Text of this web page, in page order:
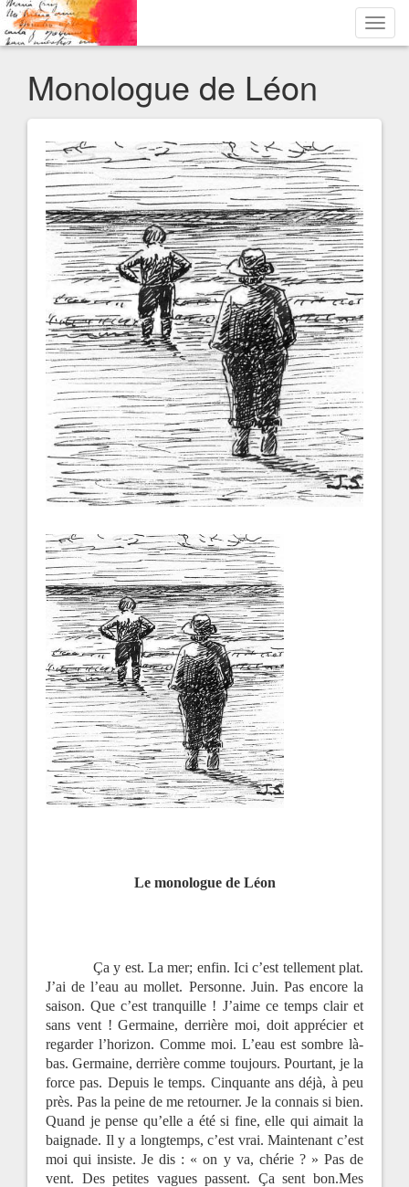
Monologue de Léon
Le monologue de Léon
Ça y est. La mer; enfin. Ici c’est tellement plat.
J’ai de l’eau au mollet. Personne. Juin. Pas encore la
saison. Que c’est tranquille ! J’aime ce temps clair et
sans vent ! Germaine, derrière moi, doit apprécier et
regarder l’horizon. Comme moi. L’eau est sombre là-
bas. Germaine, derrière comme toujours. Pourtant, je la
force pas. Depuis le temps. Cinquante ans déjà, à peu
près. Pas la peine de me retourner. Je la connais si bien.
Quand je pense qu’elle a été si fine, elle qui aimait la
baignade. Il y a longtemps, c’est vrai. Maintenant c’est
moi qui insiste. Je dis : « on y va, chérie ? » Pas de
vent. Des petites vagues passent. Ça sent bon.Mes